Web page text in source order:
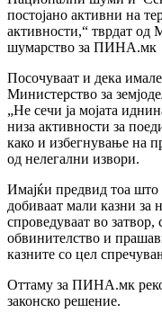
постојано активни на
активности,“ тврдат од
шумарство за ПИНА.мк
Посочуваат и дека
Министерство за
„Не сечи ја мојата
низа активности за
како и избегнување на
од нелегални извори.
Имајќи предвид тоа што
добиваат мали казни за
спроведуваат во
обвинителство и
казните со цел
Оттаму за ПИНА.мк
законско решение.